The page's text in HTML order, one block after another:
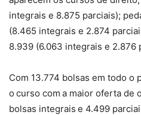
integrais e 8.875 parciais);
(8.465 integrais e 2.874
8.939 (6.063 integrais e 2.876
Com 13.774 bolsas em todo o
o curso com a maior oferta de
bolsas integrais e 4.499